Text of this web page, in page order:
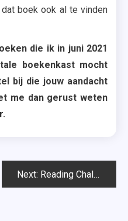
boek ook al te vinden
die ik in juni 2021
boekenkast mocht
bij die jouw aandacht
me dan gerust weten
Next: Reading Challenge | Deze boeken las ik in juni 2021